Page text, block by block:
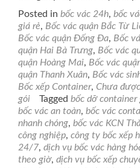
Posted in bốc vác 24h, bốc
giá rẻ, Bốc vác quận Bắc Từ
Bốc vác quận Đống Đa, Bốc
quận Hai Bà Trưng, Bốc vác
quận Hoàng Mai, Bốc vác
quận Thanh Xuân, Bốc vác
Bốc xếp Container, Chưa
gói
Tagged bốc dỡ container
bốc vác an toàn, bốc vác
nhanh chóng, bốc vác KCN
công nghiệp, công ty bốc xếp
24/7, dịch vụ bốc vác hàng
theo giờ, dịch vụ bốc xếp